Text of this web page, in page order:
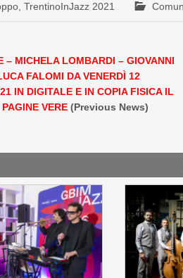
,TrentinoInJazz 2021
– MICHELA LOMBARDI – GIOVANNI
FALOMI DA VENERDÌ 12
IN DIGITALE E IN COPIA FISICA IL
VERE (Previous News)